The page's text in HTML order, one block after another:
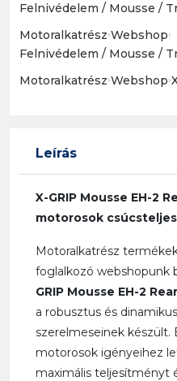
Felnivédelem / Mousse /
Motoralkatrész›Webshop›
Felnivédelem / Mousse /
Motoralkatrész›Webshop›
Leírás
X-GRIP Mousse EH-2
motorosok
Motoralkatrész
foglalkozó webshopunk
GRIP Mousse EH-2
a robusztus és
szerelmeseinek készült.
motorosok igényeihez
maximális teljesítményt